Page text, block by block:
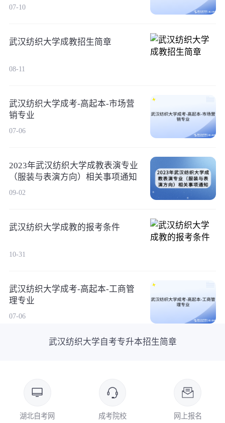
07-10
武汉纺织大学成教招生简章
08-11
武汉纺织大学成考-高起本-市场营
销专业
07-06
2023年武汉纺织大学成教表演专业
（服装与表演方向）相关事项通知
09-02
武汉纺织大学成教的报考条件
10-31
武汉纺织大学成考-高起本-工商管
理专业
07-06
武汉纺织大学自考专升本招生简章
湖北自考网 成考院校 网上报名